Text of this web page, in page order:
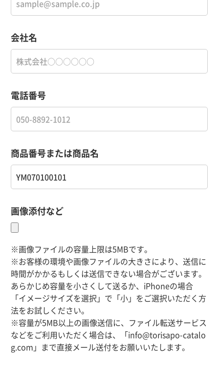
会社名
電話番号
商品番号または商品名
画像添付など
※画像ファイルの容量上限は5MBです。
※お客様の環境や画像ファイルの大きさにより、送信に
時間がかかるもしくは送信できない場合がございます。
あらかじめ容量を小さくして送るか、iPhoneの場合
「イメージサイズを選択」で「小」をご選択いただく方
法をお試しください。
※容量が5MB以上の画像送信に、ファイル転送サービス
などをご利用いただく場合は、「info@torisapo-catalo
g.com」まで直接メール送付をお願いいたします。